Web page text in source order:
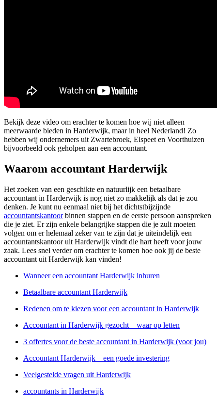
Bekijk deze video om erachter te komen hoe wij niet alleen
meerwaarde bieden in Harderwijk, maar in heel Nederland! Zo
hebben wij ondernemers uit Zwartebroek, Elspeet en Voorthuizen
bijvoorbeeld ook geholpen aan een accountant.
Waarom accountant Harderwijk
Het zoeken van een geschikte en natuurlijk een betaalbare
accountant in Harderwijk is nog niet zo makkelijk als dat je zou
denken. Je kunt nu eenmaal niet bij het dichtstbijzijnde
accountantskantoorbinnen stappen en de eerste persoon aanspreken
die je ziet. Er zijn enkele belangrijke stappen die je zult moeten
volgen om er helemaal zeker van te zijn dat je uiteindelijk een
accountantskantoor uit Harderwijk vindt die hart heeft voor jouw
zaak. Lees snel verder om erachter te komen hoe ook jij de beste
accountant uit Harderwijk kan vinden!
Wanneer een accountant Harderwijk inhuren
Betaalbare accountant Harderwijk
Redenen om te kiezen voor een accountant in Harderwijk
Accountant in Harderwijk gezocht – waar op letten
3 offertes voor de beste accountant in Harderwijk (voor jou)
Accountant Harderwijk – een goede investering
Veelgestelde vragen uit Harderwijk
accountants in Harderwijk